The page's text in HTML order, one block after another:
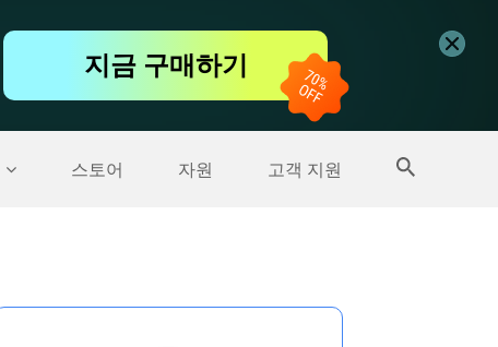
지금 구매하기
스토어 자원 고객 지원
더 많은 제품